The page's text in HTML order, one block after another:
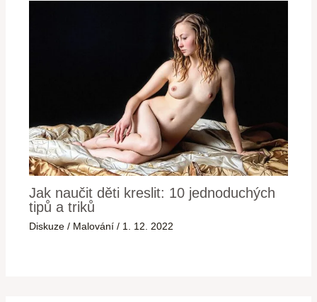
Jak naučit děti kreslit: 10 jednoduchých
tipů a triků
Diskuze / Malování / 1. 12. 2022